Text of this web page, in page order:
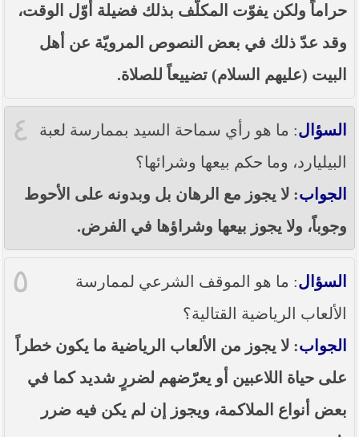
حراماً ولكن يفوّت المكلّف بذلك فضيلة أوّل الوقت،
وقد عدّ ذلك في بعض النصوص المرويّة عن أهل
البيت (عليهم السلام) تضييعاً للصلاة.
٤ السؤال: ما هو رأي سماحة السيد بممارسة لعبة
البيليارد، وما حكم بيعها وشرائها؟
الجواب: لا يجوز مع الرهان بل وبدونه على الأحوط
وجوباً، ولا يجوز بيعها وشراؤها في الفرض.
٥ السؤال: ما هو الموقف الشرعي لممارسة
الألعاب الرياضية القتالية؟
الجواب: لا يجوز من الألعاب الرياضية ما يكون خطراً
على حياة اللاعبين أو يعرّضهم لضررٍ شديد كما في
بعض أنواع الملاكمة، ويجوز إن لم يكن فيه ضرر